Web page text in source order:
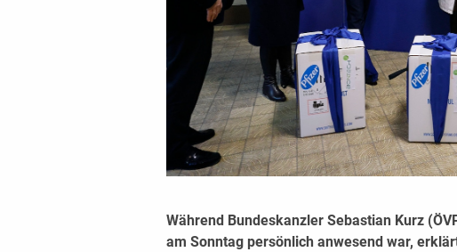
Während Bundeskanzler Sebastian Kurz
am Sonntag persönlich anwesend war,